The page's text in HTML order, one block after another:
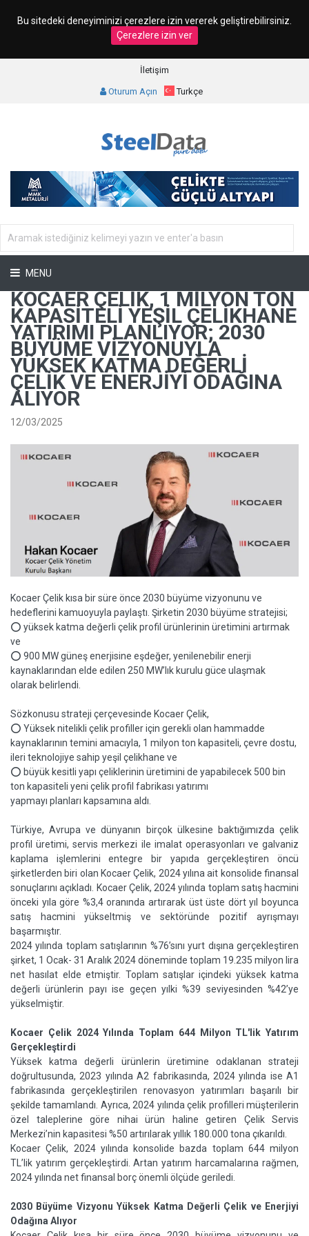
Bu sitedeki deneyiminizi çerezlere izin vererek geliştirebilirsiniz.
Çerezlere izin ver
İletişim
Oturum Açın Turkçe
MENU
KOCAER ÇELIK, 1 MILYON TON
KAPASITELI YEŞIL ÇELIKHANE
YATIRIMI PLANLIYOR; 2030
BÜYÜME VIZYONUYLA
YÜKSEK KATMA DEĞERLI
ÇELIK VE ENERJIYI ODAĞINA
ALIYOR
12/03/2025
Kocaer Çelik kısa bir süre önce 2030 büyüme vizyonunu ve
hedeflerini kamuoyuyla paylaştı. Şirketin 2030 büyüme stratejisi;
⭕ yüksek katma değerli çelik profil ürünlerinin üretimini artırmak
ve
⭕ 900 MW güneş enerjisine eşdeğer, yenilenebilir enerji
kaynaklarından elde edilen 250 MW’lık kurulu güce ulaşmak
olarak belirlendi.
Sözkonusu strateji çerçevesinde Kocaer Çelik,
⭕ Yüksek nitelikli çelik profiller için gerekli olan hammadde
kaynaklarının temini amacıyla, 1 milyon ton kapasiteli, çevre dostu,
ileri teknolojiye sahip yeşil çelikhane ve
⭕ büyük kesitli yapı çeliklerinin üretimini de yapabilecek 500 bin
ton kapasiteli yeni çelik profil fabrikası yatırımı
yapmayı planları kapsamına aldı.
Türkiye, Avrupa ve dünyanın birçok ülkesine baktığımızda çelik
profil üretimi, servis merkezi ile imalat operasyonları ve galvaniz
kaplama işlemlerini entegre bir yapıda gerçekleştiren öncü
şirketlerden biri olan Kocaer Çelik, 2024 yılına ait konsolide finansal
sonuçlarını açıkladı. Kocaer Çelik, 2024 yılında toplam satış hacmini
önceki yıla göre %3,4 oranında artırarak üst üste dört yıl boyunca
satış hacmini yükseltmiş ve sektöründe pozitif ayrışmayı
başarmıştır.
2024 yılında toplam satışlarının %76’sını yurt dışına gerçekleştiren
şirket, 1 Ocak- 31 Aralık 2024 döneminde toplam 19.235 milyon lira
net hasılat elde etmiştir. Toplam satışlar içindeki yüksek katma
değerli ürünlerin payı ise geçen yılki %39 seviyesinden %42’ye
yükselmiştir.
Kocaer Çelik 2024 Yılında Toplam 644 Milyon TL'lik Yatırım
Gerçekleştirdi
Yüksek katma değerli ürünlerin üretimine odaklanan strateji
doğrultusunda, 2023 yılında A2 fabrikasında, 2024 yılında ise A1
fabrikasında gerçekleştirilen renovasyon yatırımları başarılı bir
şekilde tamamlandı. Ayrıca, 2024 yılında çelik profilleri müşterilerin
özel taleplerine göre nihai ürün haline getiren Çelik Servis
Merkezi’nin kapasitesi %50 artırılarak yıllık 180.000 tona çıkarıldı.
Kocaer Çelik, 2024 yılında konsolide bazda toplam 644 milyon
TL’lik yatırım gerçekleştirdi. Artan yatırım harcamalarına rağmen,
2024 yılında net finansal borç önemli ölçüde geriledi.
2030 Büyüme Vizyonu Yüksek Katma Değerli Çelik ve Enerjiyi
Odağına Alıyor